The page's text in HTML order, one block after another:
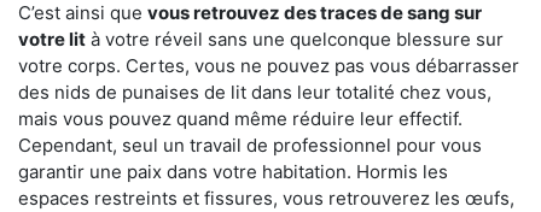
C’est ainsi que vous retrouvez des traces de sang sur
votre lit à votre réveil sans une quelconque blessure sur
votre corps. Certes, vous ne pouvez pas vous débarrasser
des nids de punaises de lit dans leur totalité chez vous,
mais vous pouvez quand même réduire leur effectif.
Cependant, seul un travail de professionnel pour vous
garantir une paix dans votre habitation. Hormis les
espaces restreints et fissures, vous retrouverez les œufs,